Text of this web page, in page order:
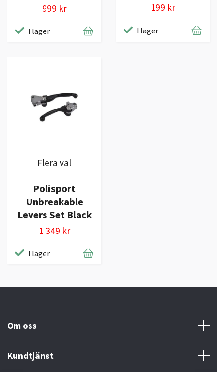
999 kr
I lager
199 kr
I lager
Flera val
Polisport
Unbreakable
Levers Set Black
1 349 kr
I lager
Om oss
Kundtjänst